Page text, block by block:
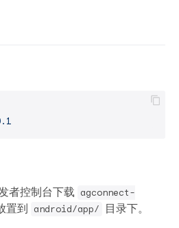
者控制台下载 agconnect-
置到 android/app/
目录下。